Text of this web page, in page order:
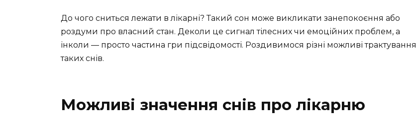
До чого сниться лежати в лікарні? Такий сон може викликати занепокоєння або
роздуми про власний стан. Деколи це сигнал тілесних чи емоційних проблем, а
інколи — просто частина гри підсвідомості. Роздивимося різні можливі трактування
таких снів.
Можливі значення снів про лікарню